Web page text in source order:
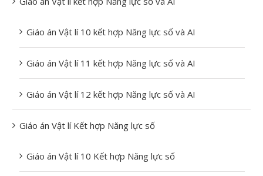
Giáo án Vật lí 10 kết hợp Năng lực số và AI
Giáo án Vật lí 11 kết hợp Năng lực số và AI
Giáo án Vật lí 12 kết hợp Năng lực số và AI
Giáo án Vật lí Kết hợp Năng lực số
Giáo án Vật lí 10 Kết hợp Năng lực số